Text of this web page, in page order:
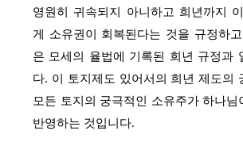
영원히 귀속되지 아니하고 희년까지
게 소유권이 회복된다는 것을 규정하
은 모세의 율법에 기록된 희년 규정과
다. 이 토지제도 있어서의 희년 제도의
모든 토지의 궁극적인 소유주가 하나님
반영하는 것입니다.